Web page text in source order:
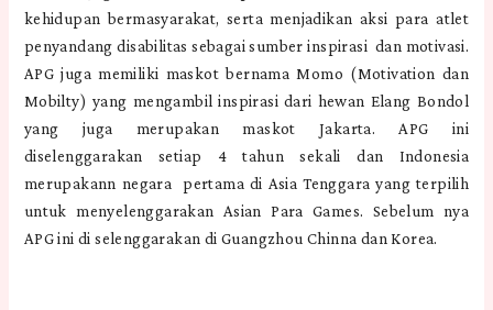
kehidupan bermasyarakat, serta menjadikan aksi para atlet
penyandang disabilitas sebagai sumber inspirasi dan motivasi.
APG juga memiliki maskot bernama Momo (Motivation dan
Mobilty) yang mengambil inspirasi dari hewan Elang Bondol
yang juga merupakan maskot Jakarta. APG ini
diselenggarakan setiap 4 tahun sekali dan Indonesia
merupakann negara pertama di Asia Tenggara yang terpilih
untuk menyelenggarakan Asian Para Games. Sebelum nya
APG ini di selenggarakan di Guangzhou Chinna dan Korea.